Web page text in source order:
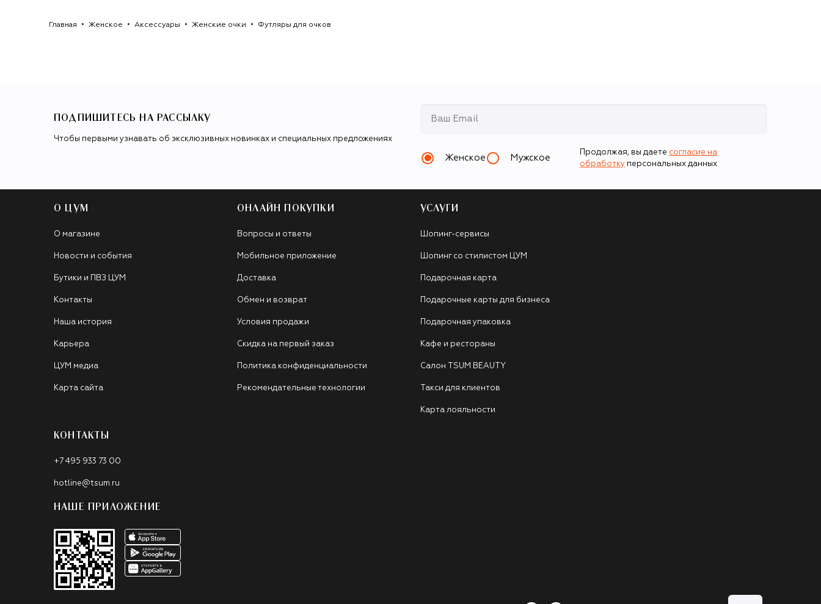
Главная Женское Аксессуары Женские очки Футляры для очков
ПОДПИШИТЕСЬ НА РАССЫЛКУ
Чтобы первыми узнавать об эксклюзивных новинках и специальных предложениях
Женское Мужское
Продолжая, вы даете согласие на
обработку персональных данных
О ЦУМ
О магазине
Новости и события
Бутики и ПВЗ ЦУМ
Контакты
Наша история
Карьера
ЦУМ медиа
Карта сайта
ОНЛАЙН ПОКУПКИ
Вопросы и ответы
Мобильное приложение
Доставка
Обмен и возврат
Условия продажи
Скидка на первый заказ
Политика конфиденциальности
Рекомендательные технологии
УСЛУГИ
Шопинг-сервисы
Шопинг со стилистом ЦУМ
Подарочная карта
Подарочные карты для бизнеса
Подарочная упаковка
Кафе и рестораны
Салон TSUM BEAUTY
Такси для клиентов
Карта лояльности
КОНТАКТЫ
+7 495 933 73 00
hotline@tsum.ru
НАШЕ ПРИЛОЖЕНИЕ